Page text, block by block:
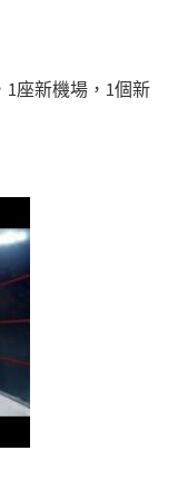
座新機場，1個新